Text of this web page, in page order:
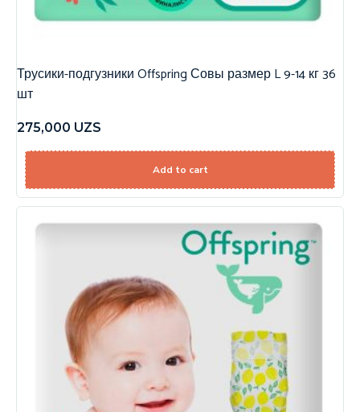
Трусики-подгузники Offspring Совы размер L 9-14 кг 36
шт
275,000 UZS
Add to cart